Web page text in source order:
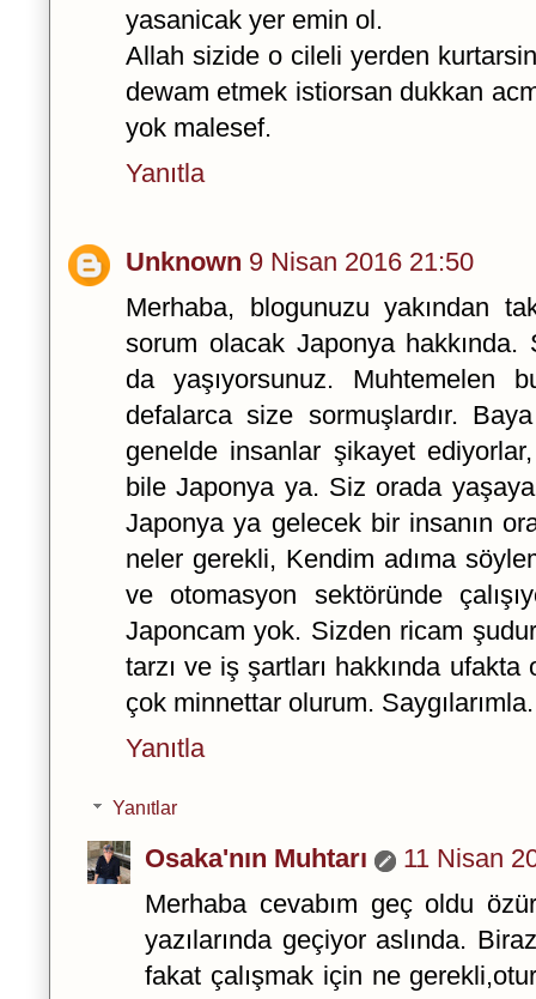
yasanicak yer emin ol.
Allah sizide o cileli yerden
dewam etmek istiorsan dukkan
yok malesef.
Yanıtla
Unknown 9 Nisan 2016 21:50
Merhaba, blogunuzu yakından
sorum olacak Japonya hakkında.
da yaşıyorsunuz. Muhtemelen
defalarca size sormuşlardır.
genelde insanlar şikayet
bile Japonya ya. Siz orada
Japonya ya gelecek bir insanın
neler gerekli, Kendim adıma
ve otomasyon sektöründe
Japoncam yok. Sizden ricam
tarzı ve iş şartları hakkında
çok minnettar olurum. Saygılarımla.
Yanıtla
Yanıtlar
Osaka'nın Muhtarı
11 Nisan
Merhaba cevabım geç oldu
yazılarında geçiyor aslında.
fakat çalışmak için ne